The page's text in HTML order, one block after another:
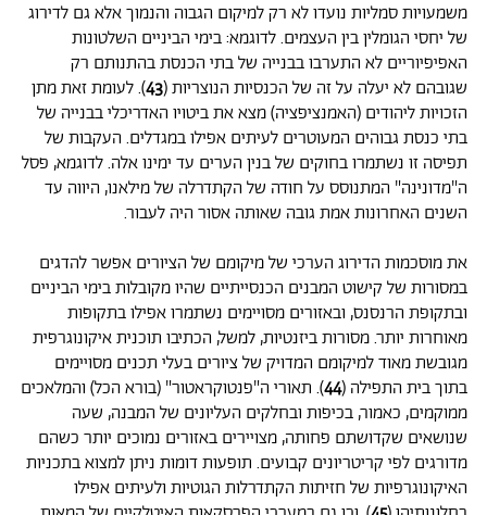
משמעויות סמליות נועדו לא רק למיקום הגבוה והנמוך אלא גם לדירוג
של יחסי הגומלין בין העצמים. לדוגמא: בימי הביניים השלטונות
האפיפיוריים לא התערבו בבנייה של בתי הכנסת בהתנותם רק
שגובהם לא יעלה על זה של הכנסיות הנוצריות (43). לעומת זאת מתן
הזכויות ליהודים (האמנציפציה) מצא את ביטויו האדריכלי בבנייה של
בתי כנסת גבוהים המעוטרים לעיתים אפילו במגדלים. העקבות של
תפיסה זו נשתמרו בחוקים של בנין הערים עד ימינו אלה. לדוגמא, פסל
ה"מדונינה" המתנוסס על חודה של הקתדרלה של מילאנו, היווה עד
השנים האחרונות אמת גובה שאותה אסור היה לעבור.
את מוסכמות הדירוג הערכי של מיקומם של הציורים אפשר להדגים
במסורות של קישוט המבנים הכנסייתיים שהיו מקובלות בימי הביניים
ובתקופת הרנסנס, ובאזורים מסויימים נשתמרו אפילו בתקופות
מאוחרות יותר. מסורות ביזנטיות, למשל, הכתיבו תוכנית איקונוגרפית
מגובשת מאוד למיקומם המדויק של ציורים בעלי תכנים מסויימים
בתוך בית התפילה (44). תאורי ה"פנטוקראטור" (בורא הכל) והמלאכים
ממוקמים, כאמור, בכיפות ובחלקים העליונים של המבנה, שעה
שנושאים שקדושתם פחותה, מצויירים באזורים נמוכים יותר כשהם
מדורגים לפי קריטריונים קבועים. תופעות דומות ניתן למצוא בתכניות
האיקונוגרפיות של חזיתות הקתדרלות הגוטיות ולעיתים אפילו